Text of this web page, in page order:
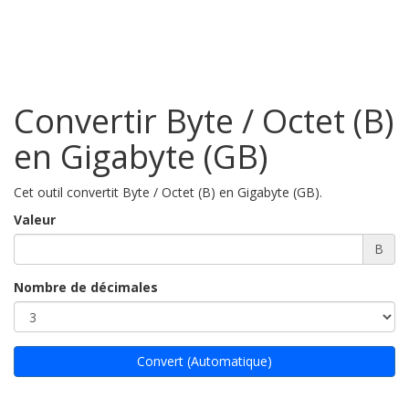
Convertir Byte / Octet (B)
en Gigabyte (GB)
Cet outil convertit Byte / Octet (B) en Gigabyte (GB).
Valeur
B
Nombre de décimales
Convert (Automatique)